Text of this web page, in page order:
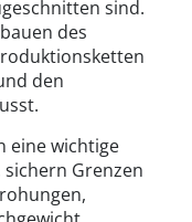
sind.
des
den
eine wichtige
sichern Grenzen